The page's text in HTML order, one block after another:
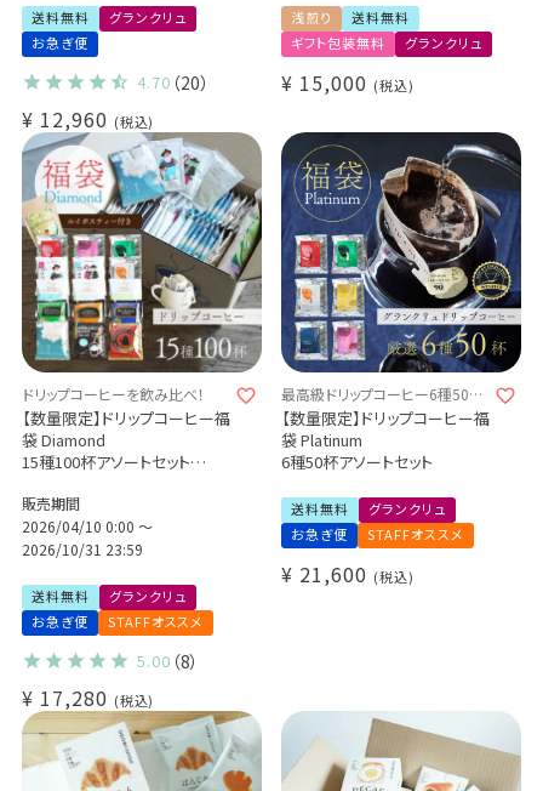
送料無料
グランクリュ
お急ぎ便
4.70 （20）
¥ 12,960 税込
フトセット
ホンジュラス オスマンサス農
園（浅煎り）200g
メキシコ ウエウエテパン農園
（浅煎り）200g
浅煎り
送料無料
ギフト包装無料
グランクリュ
¥ 15,000 税込
ドリップコーヒーを飲み比べ！
【数量限定】ドリップコーヒー福
袋 Diamond
15種100杯アソートセット
袋付き！
販売期間
2026/04/10 0:00 〜
2026/10/31 23:59
送料無料
グランクリュ
お急ぎ便
STAFFオススメ
5.00 （8）
¥ 17,280 税込
最高級ドリップコーヒー6種50杯
詰め合わせ！
【数量限定】ドリップコーヒー福
袋 Platinum
6種50杯アソートセット
送料無料
グランクリュ
お急ぎ便
STAFFオススメ
¥ 21,600 税込